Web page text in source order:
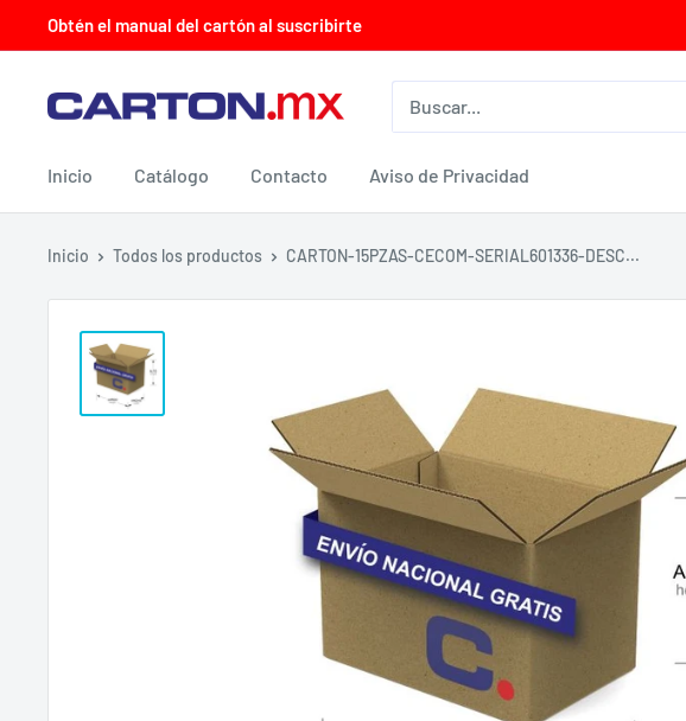
directamente
contenido
Obtén el manual del cartón al suscribirte
CARTON.MX
Inicio Catálogo Contacto Aviso de Privacidad
Inicio Todos los productos CARTON-15PZAS-CECOM-SERIAL601336-DESC...